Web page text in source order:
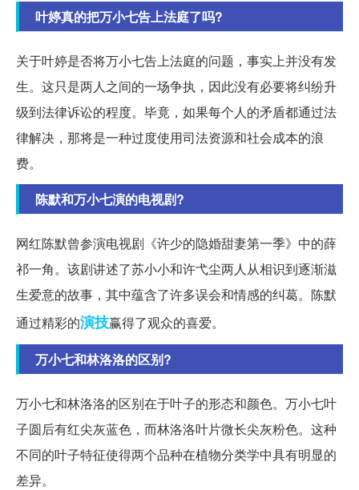
叶婷真的把万小七告上法庭了吗?
关于叶婷是否将万小七告上法庭的问题，事实上并没有发
生。这只是两人之间的一场争执，因此没有必要将纠纷升
级到法律诉讼的程度。毕竟，如果每个人的矛盾都通过法
律解决，那将是一种过度使用司法资源和社会成本的浪
费。
陈默和万小七演的电视剧?
网红陈默曾参演电视剧《许少的隐婚甜妻第一季》中的薛
祁一角。该剧讲述了苏小小和许弋尘两人从相识到逐渐滋
生爱意的故事，其中蕴含了许多误会和情感的纠葛。陈默
通过精彩的演技赢得了观众的喜爱。
万小七和林洛洛的区别?
万小七和林洛洛的区别在于叶子的形态和颜色。万小七叶
子圆后有红尖灰蓝色，而林洛洛叶片微长尖灰粉色。这种
不同的叶子特征使得两个品种在植物分类学中具有明显的
差异。